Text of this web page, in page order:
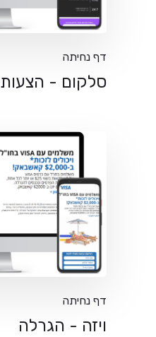
דף נחיתה
סלקום - הצעות
דף נחיתה
ויזה - הגרלה